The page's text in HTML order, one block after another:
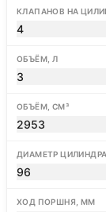
КЛАПАНОВ НА
4
ОБЪЁМ, Л
3
ОБЪЁМ, СМ³
2953
ДИАМЕТР
96
ХОД ПОРШНЯ, ММ